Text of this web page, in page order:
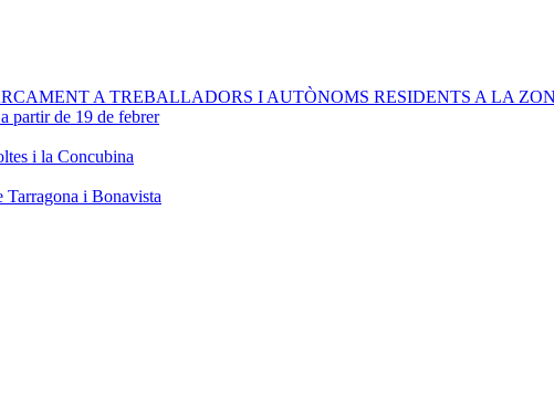
A TREBALLADORS I AUTÒNOMS RESIDENTS A LA
partir de 19 de febrer
i la Concubina
Tarragona i Bonavista